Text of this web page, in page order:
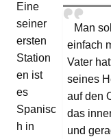
Man
einfach
Vater
seines
auf den
das
und
Eine
seiner
ersten
Station
en ist
es
Spanisc
h in